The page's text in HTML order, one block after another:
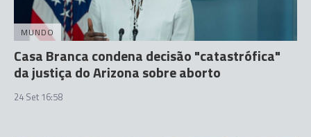
MUNDO
Casa Branca condena decisão "catastrófica"
da justiça do Arizona sobre aborto
24 Set 16:58